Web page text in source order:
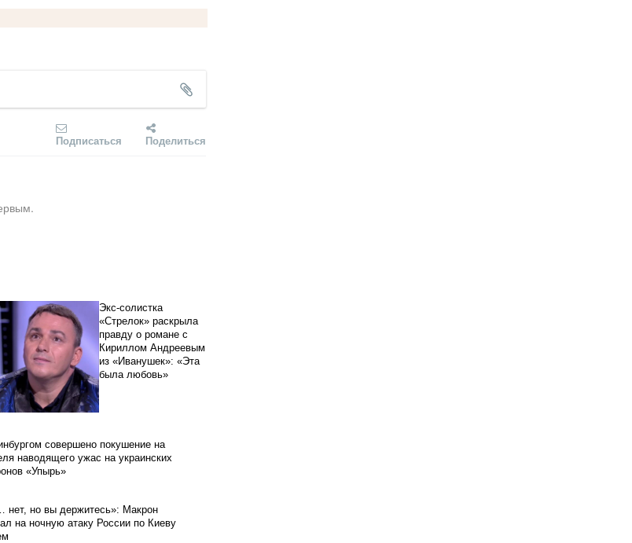
Подписаться Поделиться
Экс-солистка
«Стрелок» раскрыла
правду о романе с
Кириллом Андреевым
из «Иванушек»: «Эта
была любовь»
совершено покушение на
наводящего ужас на украинских
«Упырь»
но вы держитесь»: Макрон
на ночную атаку России по Киеву